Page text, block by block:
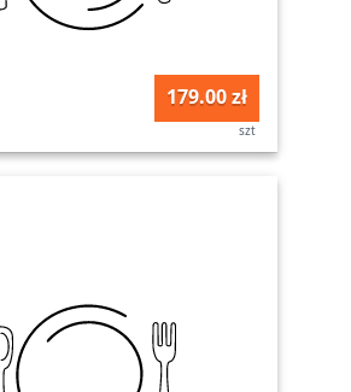
179.00 zł
szt